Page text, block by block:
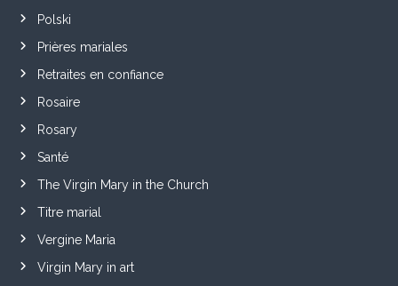
Polski
Prières mariales
Retraites en confiance
Rosaire
Rosary
Santé
The Virgin Mary in the Church
Titre marial
Vergine Maria
Virgin Mary in art